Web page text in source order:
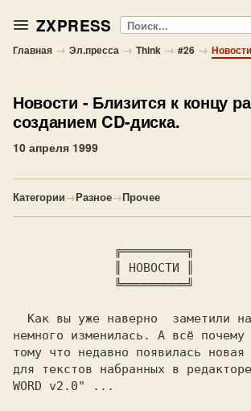
ZXPRESS Поиск
Главная → Эл.пресса → Think → #26 →
Новости - Близится к концу
созданием CD-диска.
10 апреля 1999
Категории→Разное→Прочее
   ╔═════════╗
НОВОСТИ
немного изменилась. А всё
тому что недавно появилась
для текстов набранных в редакторе
WORD v2.0"
...